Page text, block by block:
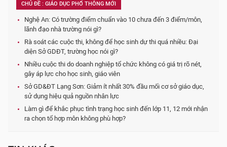
CHỦ ĐỀ : GIÁO DỤC PHỔ THÔNG MỚI
Nghệ An: Có trường điểm chuẩn vào 10 chưa đến 3 điểm/môn,
lãnh đạo nhà trường nói gì?
Rà soát các cuộc thi, không để học sinh dự thi quá nhiều: Đại
diện Sở GDĐT, trường học nói gì?
Nhiều cuộc thi do doanh nghiệp tổ chức không có giá trị rõ nét,
gây áp lực cho học sinh, giáo viên
Sở GD&ĐT Lạng Sơn: Giảm ít nhất 30% đầu mối cơ sở giáo dục,
sử dụng hiệu quả nguồn nhân lực
Làm gì để khắc phục tình trạng học sinh đến lớp 11, 12 mới nhận
ra chọn tổ hợp môn không phù hợp?